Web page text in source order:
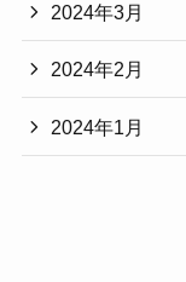
2024年3月
2024年2月
2024年1月